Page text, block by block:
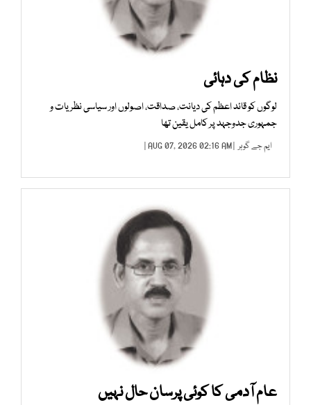
نظام کی دہائی
لوگوں کو قائد اعظم کی دیانت، صداقت، اصولوں اور سیاسی نظریات و
جمہوری جدوجہد پر کامل یقین تھا
ایم جے گوہر | AUG 07, 2026 02:16 AM |
عام آدمی کا کوئی پرسان حال نہیں